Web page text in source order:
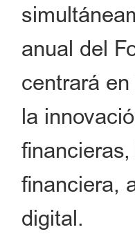
anual del
centrará
la
financiera,
digital.